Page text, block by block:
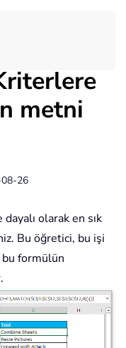
metni
26
olarak en sık
Bu öğretici, bu işi
bu formülün